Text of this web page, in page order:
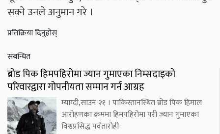
सक्ने उनले अनुमान गरे ।
प्रतिक्रिया दिनुहोस्
संबन्धित
ब्रोड पिक हिमपहिरोमा ज्यान गुमाएका निम्सदाइको
परिवारद्वारा गोपनीयता सम्मान गर्न आग्रह
म्याग्दी,साउन २१ । पाकिस्तानस्थित ब्रोड पिक हिमाल
आरोहणका क्रममा हिमपहिरोमा परी ज्यान गुमाएका
विश्वप्रसिद्ध पर्वतारोही